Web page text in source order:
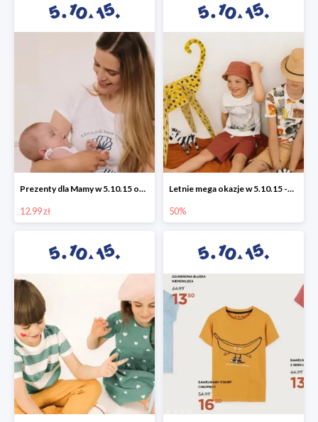
Prezenty dla Mamy w 5.10.15 od 12,99 zł
12.99 zł
Letnie mega okazje w 5.10.15 -50%
50%